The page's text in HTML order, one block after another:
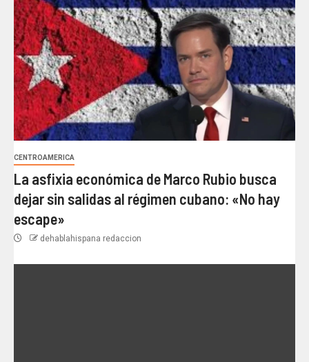
CENTROAMERICA
La asfixia económica de Marco Rubio busca
dejar sin salidas al régimen cubano: «No hay
escape»
dehablahispana redaccion